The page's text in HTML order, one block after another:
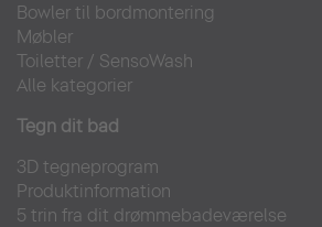
Bowler til bordmontering
Møbler
Toiletter / SensoWash
Alle kategorier
Tegn dit bad
3D tegneprogram
Produktinformation
5 trin fra dit drømmebadeværelse